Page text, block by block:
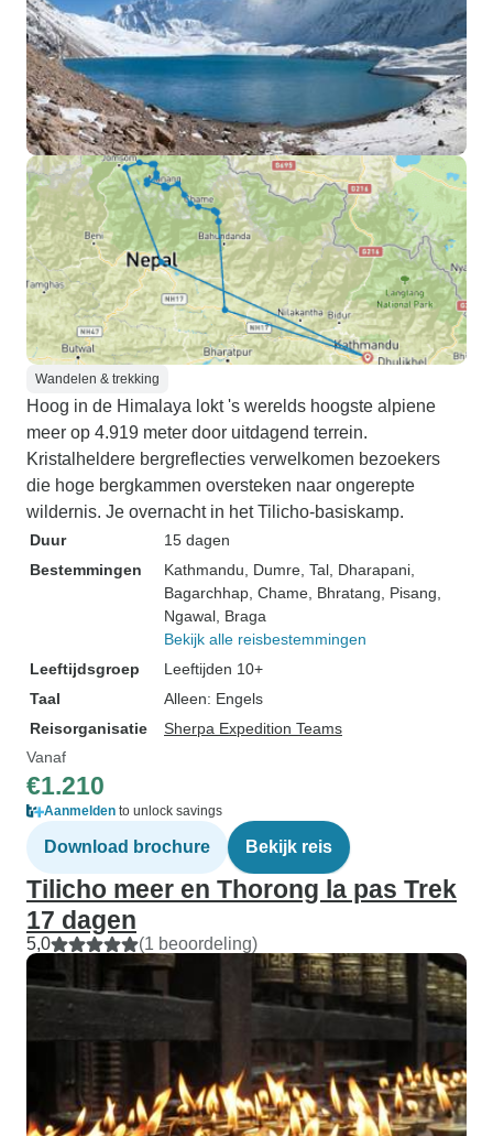
Wandelen & trekking
Hoog in de Himalaya lokt 's werelds hoogste alpiene
meer op 4.919 meter door uitdagend terrein.
Kristalheldere bergreflecties verwelkomen bezoekers
die hoge bergkammen oversteken naar ongerepte
wildernis. Je overnacht in het Tilicho-basiskamp.
Duur
15 dagen
Bestemmingen
Kathmandu , Dumre , Tal , Dharapani
Bagarchhap , Chame , Bhratang , Pisang
Ngawal , Braga
Bekijk alle reisbestemmingen
Leeftijdsgroep
Leeftijden 10+
Taal
Alleen: Engels
Reisorganisatie
Sherpa Expedition Teams
Vanaf
€1.210
Aanmelden to unlock savings
Download brochure Bekijk reis
Tilicho meer en Thorong la pas Trek
17 dagen
5,0 (1 beoordeling)